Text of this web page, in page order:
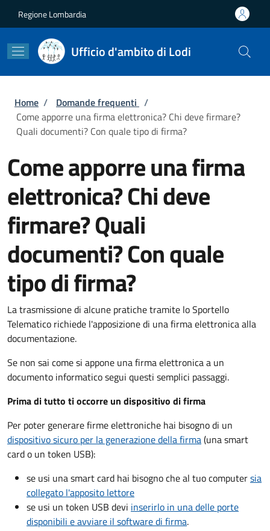
Regione Lombardia
Ufficio d'ambito di Lodi
Briciole di pane
Home / Domande frequenti /
Come apporre una firma elettronica? Chi deve firmare?
Quali documenti? Con quale tipo di firma?
Come apporre una firma
elettronica? Chi deve
firmare? Quali
documenti? Con quale
tipo di firma?
La trasmissione di alcune pratiche tramite lo Sportello
Telematico richiede l'apposizione di una firma elettronica alla
documentazione.
Se non sai come si appone una firma elettronica a un
documento informatico segui questi semplici passaggi.
Prima di tutto ti occorre un dispositivo di firma
Per poter generare firme elettroniche hai bisogno di un
dispositivo sicuro per la generazione della firma(una smart
card o un token USB):
se usi una smart card hai bisogno che al tuo computersia
collegato l'apposito lettore
se usi un token USB devi inserirlo in una delle porte
disponibili e avviare il software di firma.